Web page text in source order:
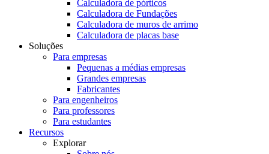
Calculadora de pórticos
Calculadora de Fundações
Calculadora de muros de arrimo
Calculadora de placas base
Soluções
Para empresas
Pequenas a médias empresas
Grandes empresas
Fabricantes
Para engenheiros
Para professores
Para estudantes
Recursos
Explorar